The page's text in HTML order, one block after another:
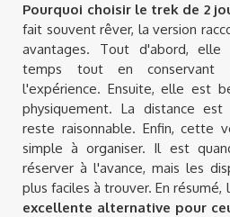
Pourquoi choisir le trek de 2
fait souvent rêver, la version
avantages. Tout d'abord,
temps tout en
l'expérience. Ensuite, elle est
physiquement. La distance
reste raisonnable. Enfin, cette
simple à organiser. Il est
réserver à l'avance, mais les
plus faciles à trouver. En
excellente alternative pour